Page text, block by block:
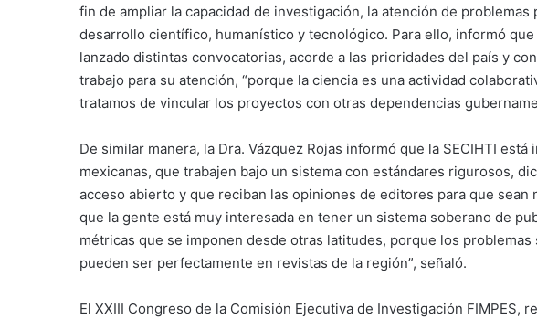
fin de ampliar la capacidad de investigación, la atención de
desarrollo científico, humanístico y tecnológico. Para ello, informó
lanzado distintas convocatorias, acorde a las prioridades del país y
trabajo para su atención, “porque la ciencia es una actividad
tratamos de vincular los proyectos con otras dependencias
De similar manera, la Dra. Vázquez Rojas informó que la SECIHTI
mexicanas, que trabajen bajo un sistema con estándares rigurosos,
acceso abierto y que reciban las opiniones de editores para que sean
que la gente está muy interesada en tener un sistema soberano de
métricas que se imponen desde otras latitudes, porque los
pueden ser perfectamente en revistas de la región”, señaló.
El XXIII Congreso de la Comisión Ejecutiva de Investigación FIMPES,